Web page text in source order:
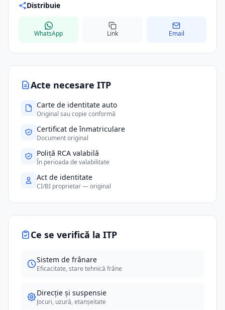
Acte necesare ITP
Carte de identitate auto
Original sau copie conformă
Certificat de înmatriculare
Document original
Poliță RCA valabilă
În perioada de valabilitate
Act de identitate
CI/BI proprietar — original
Ce se verifică la ITP
Sistem de frânare
Eficacitate, stare tehnică frâne
Direcție și suspensie
Jocuri, uzură, etanșeitate
Distribuie
WhatsApp Link Email